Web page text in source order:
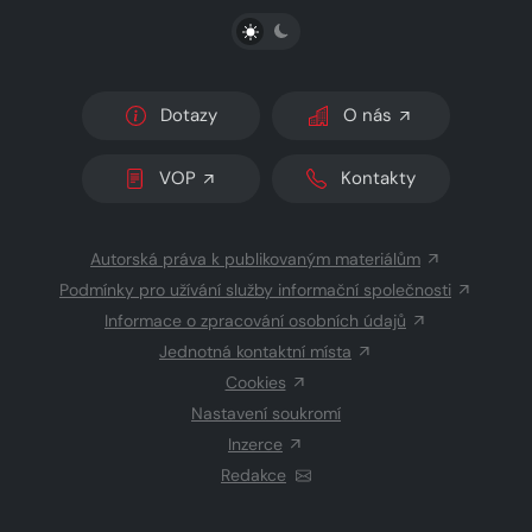
PŘEPNOUT SVĚTLÝ/TMAVÝ REŽIM
Dotazy O nás
VOP Kontakty
Autorská práva k publikovaným materiálům
Podmínky pro užívání služby informační společnosti
Informace o zpracování osobních údajů
Jednotná kontaktní místa
Cookies
Nastavení soukromí
Inzerce
Redakce